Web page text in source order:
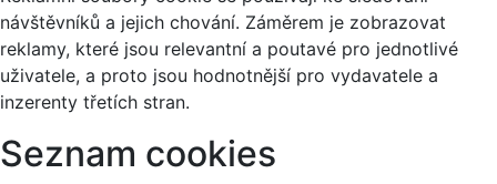
návštěvníků a jejich chování. Záměrem je zobrazovat
reklamy, které jsou relevantní a poutavé pro jednotlivé
uživatele, a proto jsou hodnotnější pro vydavatele a
inzerenty třetích stran.
Seznam cookies